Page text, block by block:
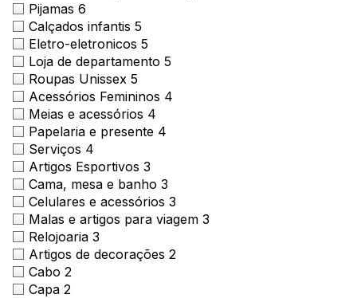
Mapa Virtual
Pijamas 6
Calçados infantis 5
Eletro-eletronicos 5
Loja de departamento 5
Roupas Unissex 5
Acessórios Femininos 4
Meias e acessórios 4
Papelaria e presente 4
Serviços 4
Artigos Esportivos 3
Cama, mesa e banho 3
Celulares e acessórios 3
Malas e artigos para viagem 3
Relojoaria 3
Artigos de decorações 2
Cabo 2
Capa 2